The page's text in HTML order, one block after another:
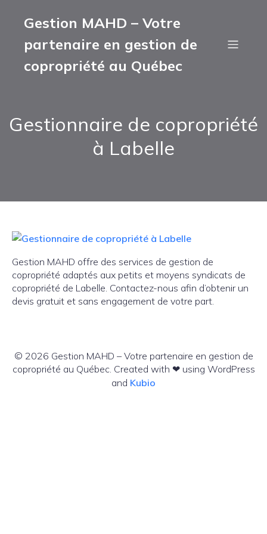
Gestion MAHD – Votre
partenaire en gestion de
copropriété au Québec
Gestionnaire de copropriété
à Labelle
Gestion MAHD offre des services de gestion de
copropriété adaptés aux petits et moyens syndicats de
copropriété de Labelle. Contactez-nous afin d’obtenir un
devis gratuit et sans engagement de votre part.
© 2026 Gestion MAHD – Votre partenaire en gestion de
copropriété au Québec. Created with ❤ using WordPress
and Kubio